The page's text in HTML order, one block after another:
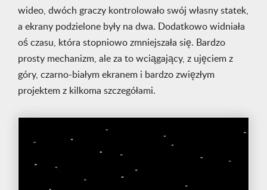
wideo, dwóch graczy kontrolowało swój własny statek,
a ekrany podzielone były na dwa. Dodatkowo widniała
oś czasu, która stopniowo zmniejszała się. Bardzo
prosty mechanizm, ale za to wciągający, z ujęciem z
góry, czarno-białym ekranem i bardzo zwięzłym
projektem z kilkoma szczegółami.